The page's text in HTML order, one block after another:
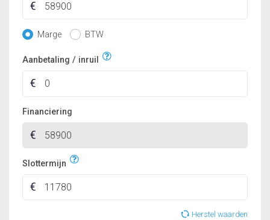
Marge BTW
Aanbetaling / inruil
Financiering
Slottermijn
Herstel waarden